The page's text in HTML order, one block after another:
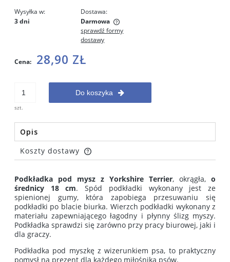
Wysyłka w:
3 dni
Dostawa:
Darmowa
Cena nie zawiera ewentualnych kosztów płatności
sprawdź formy
dostawy
Cena: 28,90 ZŁ
szt.
Do koszyka
Opis
Koszty dostawy
Cena nie zawiera ewentualnych kosztów płatności
Podkładka pod mysz z Yorkshire Terrier, okrągła, o
średnicy 18 cm. Spód podkładki wykonany jest ze
spienionej gumy, która zapobiega przesuwaniu się
podkładki po blacie biurka. Wierzch podkładki wykonany z
materiału zapewniającego łagodny i płynny ślizg myszy.
Podkładka sprawdzi się zarówno przy pracy biurowej, jaki i
dla graczy.
Podkładka pod myszkę z wizerunkiem psa, to praktyczny
pomysł na prezent dla każdego miłośnika psów.